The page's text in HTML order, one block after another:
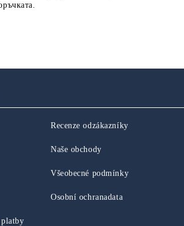
Recenze odzákazníky
Naše obchody
Všeobecné podmínky
Osobní ochranadata